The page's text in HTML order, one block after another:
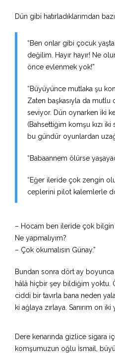
Dün gibi hatırladıklarımdan
“Ben onlar gibi çocuk
değilim. Hayır hayır! Ne
önce evlenmek yok!”
“Büyüyünce mutlaka şu
Zaten başkasıyla da mutlu
seviyor. Dün oynarken iki
(Bahsettiğim komşu kızı
bu gündür oyunlardan
“Babaannem ölürse
“Eğer ileride çok zengin
ceplerini pilot kalemlerle
– Hocam ben ileride çok
Ne yapmalıyım?
– Çok okumalısın Günay.”
Bundan sonra dört ay
hâlâ hiçbir şey bildiğim yoktu.
ciddi bir tavırla bana neden
ki ağlaya zırlaya. Sanırım on iki
Dere kenarında gizlice sigara
komşumuzun oğlu İsmail,